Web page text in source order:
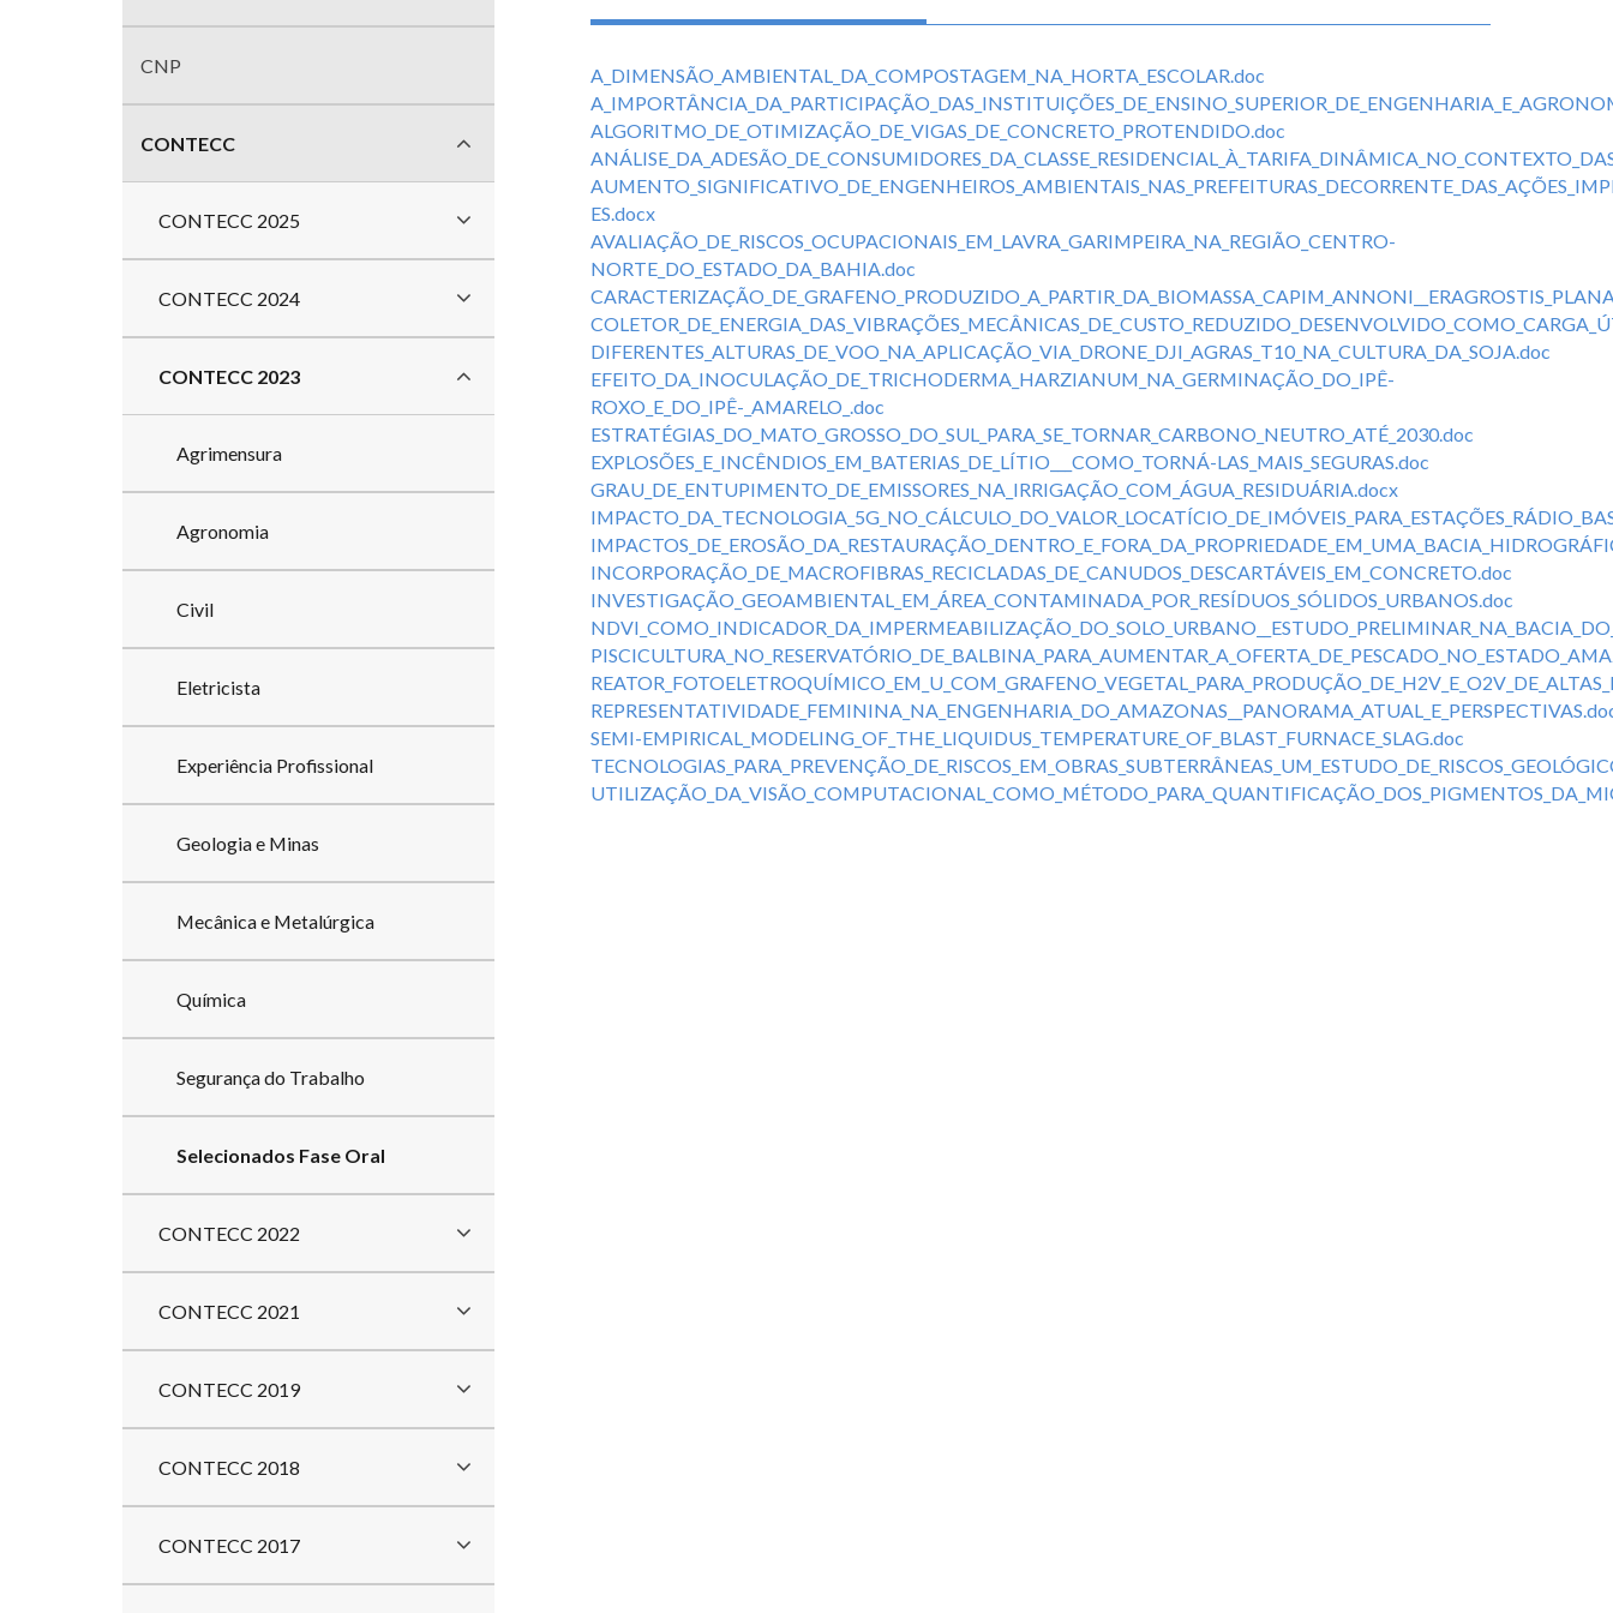
A_DIMENSÃO_AMBIENTAL_DA_COMPOSTAGEM_NA_HORTA_ESCOLAR.doc
ALGORITMO_DE_OTIMIZAÇÃO_DE_VIGAS_DE_CONCRETO_PROTENDIDO.doc
ES.docx
AVALIAÇÃO_DE_RISCOS_OCUPACIONAIS_EM_LAVRA_GARIMPEIRA_NA_REGIÃO_CENTRO-
NORTE_DO_ESTADO_DA_BAHIA.doc
DIFERENTES_ALTURAS_DE_VOO_NA_APLICAÇÃO_VIA_DRONE_DJI_AGRAS_T10_NA_CULTURA_DA_SOJA.doc
EFEITO_DA_INOCULAÇÃO_DE_TRICHODERMA_HARZIANUM_NA_GERMINAÇÃO_DO_IPÊ-
ROXO_E_DO_IPÊ-_AMARELO_.doc
ESTRATÉGIAS_DO_MATO_GROSSO_DO_SUL_PARA_SE_TORNAR_CARBONO_NEUTRO_ATÉ_2030.doc
EXPLOSÕES_E_INCÊNDIOS_EM_BATERIAS_DE_LÍTIO___COMO_TORNÁ-LAS_MAIS_SEGURAS.doc
GRAU_DE_ENTUPIMENTO_DE_EMISSORES_NA_IRRIGAÇÃO_COM_ÁGUA_RESIDUÁRIA.docx
INCORPORAÇÃO_DE_MACROFIBRAS_RECICLADAS_DE_CANUDOS_DESCARTÁVEIS_EM_CONCRETO.doc
INVESTIGAÇÃO_GEOAMBIENTAL_EM_ÁREA_CONTAMINADA_POR_RESÍDUOS_SÓLIDOS_URBANOS.doc
SEMI-EMPIRICAL_MODELING_OF_THE_LIQUIDUS_TEMPERATURE_OF_BLAST_FURNACE_SLAG.doc
CNP
CONTECC
CONTECC 2025
CONTECC 2024
CONTECC 2023
Agrimensura
Agronomia
Civil
Eletricista
Experiência Profissional
Geologia e Minas
Mecânica e Metalúrgica
Química
Segurança do Trabalho
Selecionados Fase Oral
CONTECC 2022
CONTECC 2021
CONTECC 2019
CONTECC 2018
CONTECC 2017